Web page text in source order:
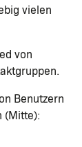
vielen
von
Benutzern
(Mitte):